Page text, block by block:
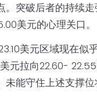
。突破后者的持续
美元的心理关口。
美元区域现在似
元拉向22.60-
未能守住上述支撑